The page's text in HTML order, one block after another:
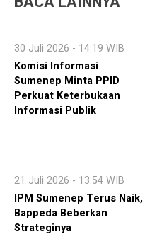
30 Juli 2026 - 14:19 WIB
Komisi Informasi
Sumenep Minta PPID
Perkuat Keterbukaan
Informasi Publik
21 Juli 2026 - 13:54 WIB
IPM Sumenep Terus Naik,
Bappeda Beberkan
Strateginya